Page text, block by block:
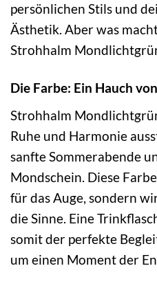
persönlichen Stils und
Ästhetik. Aber was
Strohhalm
Die Farbe: Ein Hauch
Strohhalm
Ruhe und Harmonie
sanfte Sommerabende
Mondschein. Diese
für das Auge, sondern
die Sinne. Eine
somit der perfekte
um einen Moment der